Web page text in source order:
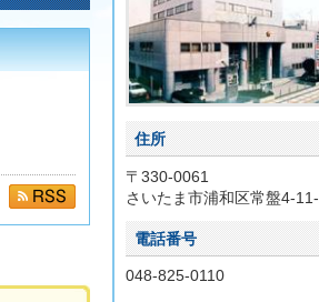
住所
〒330-0061
さいたま市浦和区常盤4-
電話番号
048-825-0110